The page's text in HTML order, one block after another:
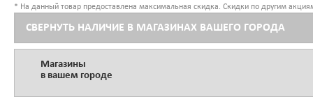
* На данный товар предоставлена максимальная скидка. Скидки по другим
СВЕРНУТЬ НАЛИЧИЕ В МАГАЗИНАХ ВАШЕГО ГОРОДА
Магазины
в вашем городе